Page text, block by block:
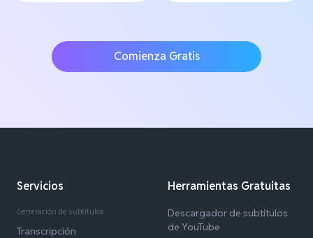
Comienza Gratis
Servicios
Generación de subtítulos
Transcripción
Herramientas Gratuitas
Descargador de subtítulos
de YouTube